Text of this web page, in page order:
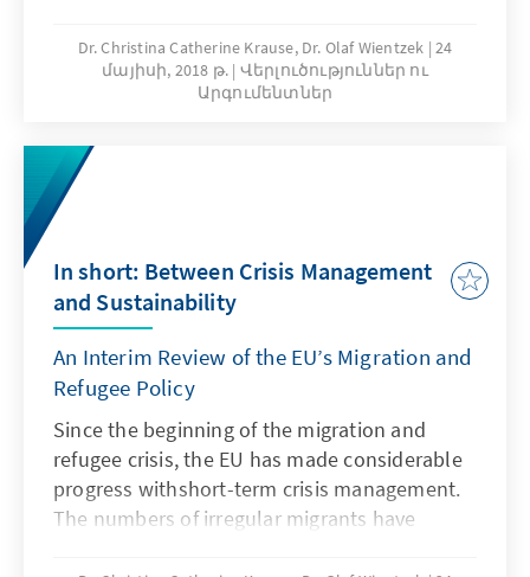
überwunden. Wie ist die Europäische Union
drei Jahre nach dem Beginn der Migrations-
und Flüchtlingskrise aufgestellt? Wo liegen
Herausforderungen und ist die EU hierfür
gewappnet? Das vorliegende Papier
beschreibt den globalen Kontext, stellt die
kurz- und mittelfristige
Handlungsempfehlungen.
Dr. Christina Catherine Krause, Dr. Olaf Wientzek 24
մայիսի, 2018 թ. Վերլուծություններ ու
Արգումենտներ
In short: Between Crisis Management
and Sustainability
An Interim Review of the EU’s Migration and
Refugee Policy
Since the beginning of the migration and
refugee crisis, the EU has made considerable
progress withshort-term crisis management.
The numbers of irregular migrants have